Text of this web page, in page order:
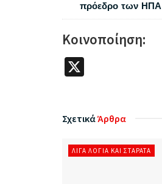
πρόεδρο των ΗΠΑ
Κοινοποίηση:
ΣχετικάΆρθρα
ΛΊΓΑ ΛΌΓΙΑ ΚΑΙ ΣΤΑΡΆΤΑ